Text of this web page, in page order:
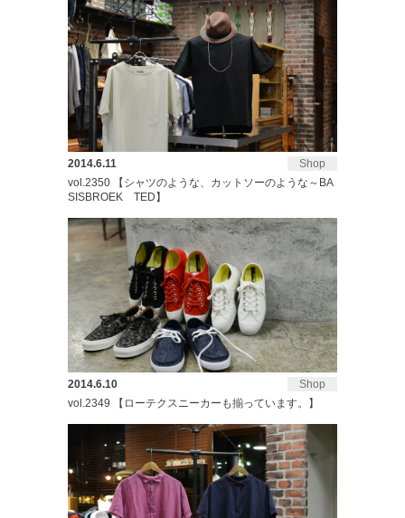
Shop
2014.6.11
vol.2350 【シャツのような、カットソーのような～BA
SISBROEK TED】
Shop
2014.6.10
vol.2349 【ローテクスニーカーも揃っています。】